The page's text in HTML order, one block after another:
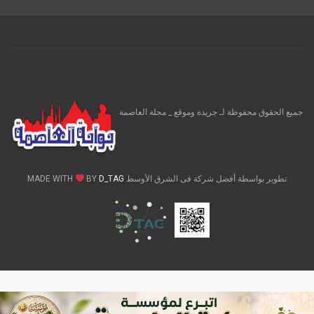
جميع الحقوق محفوظة لـ جريدة وموقع _ مجلة العاصمة
تطوير بواسطة أفضل شركة فى الشرق الأوسط MADE WITH BY D_TAG